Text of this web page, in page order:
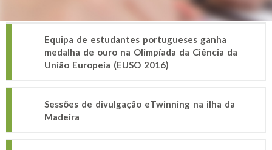
Equipa de estudantes portugueses ganha
medalha de ouro na Olimpíada da Ciência da
União Europeia (EUSO 2016)
Sessões de divulgação eTwinning na ilha da
Madeira